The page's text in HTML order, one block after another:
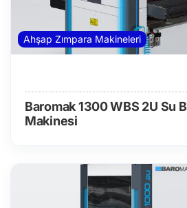
Ahşap Zımpara Makineleri
Baromak 1300 WBS 2U Su
Makinesi